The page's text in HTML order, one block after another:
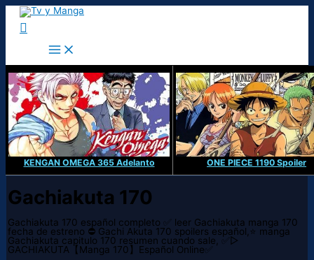
Ir
contenido
Buscar
KENGAN OMEGA 365 Adelanto ONE PIECE 1190 Spoiler
Gachiakuta 170
Gachiakuta 170 español completo ✅ leer Gachiakuta manga 170
fecha de estreno ⛔ Gachi Akuta 170 spoilers español,⭐ manga
Gachiakuta capitulo 170 resumen cuando sale, ✅▷
GACHIAKUTA【Manga 170】Español Online✅